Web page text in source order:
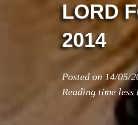
LORD
2014
Posted on14/05/
Reading timeless